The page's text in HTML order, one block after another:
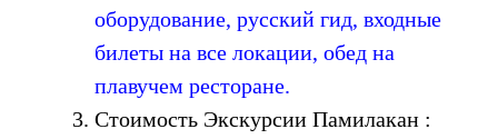
оборудование, русский гид, входные
билеты на все локации, обед на
плавучем ресторане.
Стоимость Экскурсии Памилакан :